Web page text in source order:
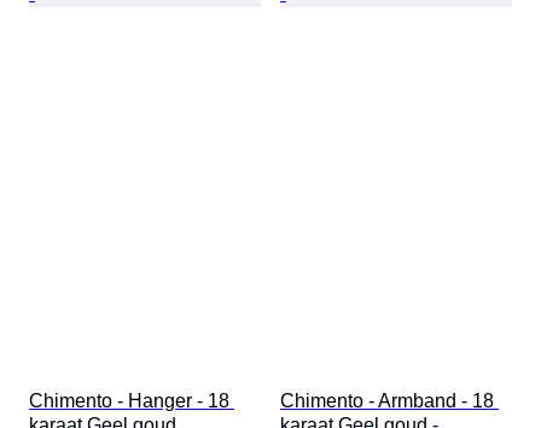
Chimento - Hanger - 18
Chimento - Armband - 18